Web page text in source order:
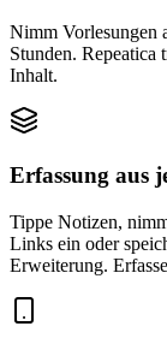
Nimm Vorlesungen
Stunden. Repeatica
Inhalt.
Erfassung aus
Tippe Notizen,
Links ein oder
Erweiterung.